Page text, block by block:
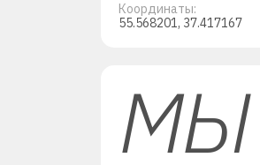
Координаты:
55.568201, 37.417167
МЫ